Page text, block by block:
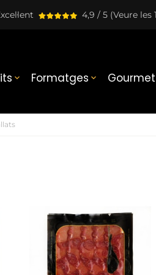
4,9 / 5 (Veure les
 Formatges  Gourmet